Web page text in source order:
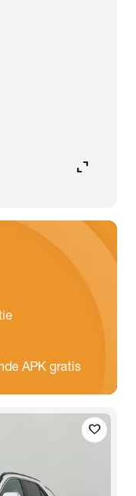
expand_content
APK gratis
favorite